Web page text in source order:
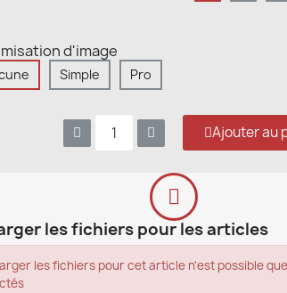
d'image
Simple Pro
Ajouter au
les fichiers pour les articles
les fichiers pour cet article n'est possible